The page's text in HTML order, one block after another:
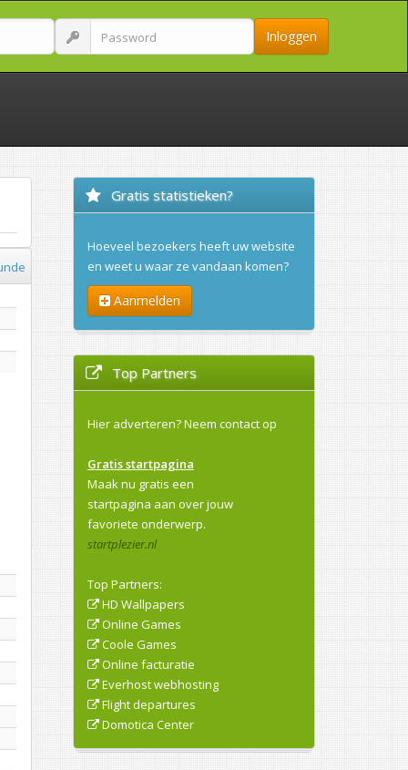
Inloggen
Gratis statistieken?
Hoeveel bezoekers heeft uw website
en weet u waar ze vandaan komen?
Aanmelden
Top Partners
Hier adverteren?Neem contact op
Gratis startpagina
Maak nu gratis een
startpagina aan over jouw
favoriete onderwerp.
startplezier.nl
Top Partners:
HD Wallpapers
Online Games
Coole Games
Online facturatie
Everhost webhosting
Flight departures
Domotica Center